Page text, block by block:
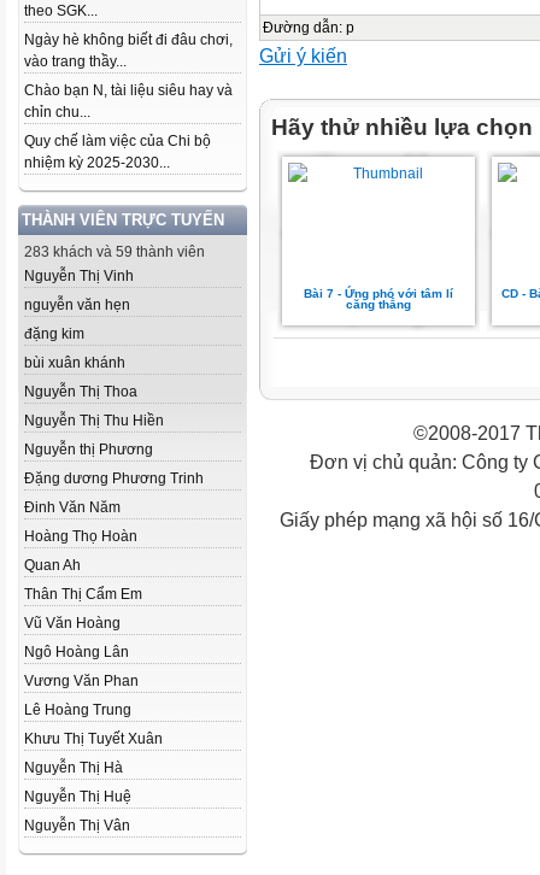
theo SGK...
Ngày hè không biết đi đâu chơi,
vào trang thầy...
Chào bạn N, tài liệu siêu hay và
chỉn chu...
Quy chế làm việc của Chi bộ
nhiệm kỳ 2025-2030...
THÀNH VIÊN TRỰC TUYẾN
283 khách và 59 thành viên
Nguyễn Thị Vinh
nguyễn văn hẹn
đặng kim
bùi xuân khánh
Nguyễn Thị Thoa
Nguyễn Thị Thu Hiền
Nguyễn thị Phương
Đặng dương Phương Trinh
Đinh Văn Năm
Hoàng Thọ Hoàn
Quan Ah
Thân Thị Cẩm Em
Vũ Văn Hoàng
Ngô Hoàng Lân
Vương Văn Phan
Lê Hoàng Trung
Khưu Thị Tuyết Xuân
Nguyễn Thị Hà
Nguyễn Thị Huệ
Nguyễn Thị Vân
Đường dẫn: p
Gửi ý kiến
Hãy thử nhiều lựa chọn
Bài 7 - Ứng phó với tâm lí
căng thẳng
CD -
©2008-2017
Đơn vị chủ quản: Công ty
Giấy phép mạng xã hội số